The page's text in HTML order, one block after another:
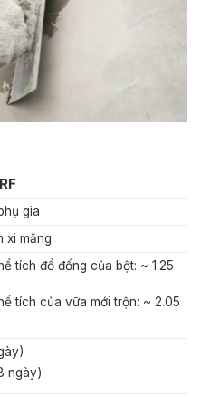
gia
xi măng
tích đổ đống của bột: ~ 1.25
tích của vữa mới trộn: ~ 2.05
ngày)